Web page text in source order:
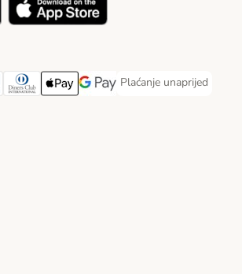
Method
Express Payment Method
Diners Club Payment Method
Payment MethodGoogle pay Payment Method
Plaćanje unaprijed
Plaćanje unaprijed